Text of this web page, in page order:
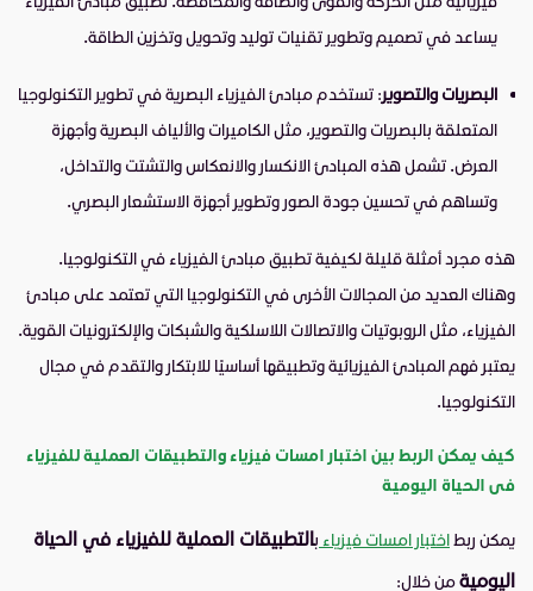
يساعد في تصميم وتطوير تقنيات توليد وتحويل وتخزين الطاقة.
البصريات والتصوير: تستخدم مبادئ الفيزياء البصرية في تطوير التكنولوجيا
المتعلقة بالبصريات والتصوير، مثل الكاميرات والألياف البصرية وأجهزة
العرض. تشمل هذه المبادئ الانكسار والانعكاس والتشتت والتداخل،
وتساهم في تحسين جودة الصور وتطوير أجهزة الاستشعار البصري.
هذه مجرد أمثلة قليلة لكيفية تطبيق مبادئ الفيزياء في التكنولوجيا.
وهناك العديد من المجالات الأخرى في التكنولوجيا التي تعتمد على مبادئ
الفيزياء، مثل الروبوتيات والاتصالات اللاسلكية والشبكات والإلكترونيات القوية.
يعتبر فهم المبادئ الفيزيائية وتطبيقها أساسيًا للابتكار والتقدم في مجال
التكنولوجيا.
كيف يمكن الربط بين اختبار امسات فيزياءوالتطبيقات العملية للفيزياء
فى الحياة اليومية
يمكن ربطاختبار امسات فيزياء بالتطبيقات العملية للفيزياء في الحياة
اليوميةمن خلال: